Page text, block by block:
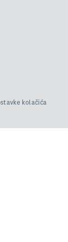
kolačića